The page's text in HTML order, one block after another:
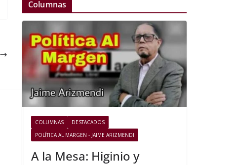
Columnas
COLUMNAS
DESTACADOS
POLÍTICA AL MARGEN - JAIME ARIZMENDI
A la Mesa: Higinio y